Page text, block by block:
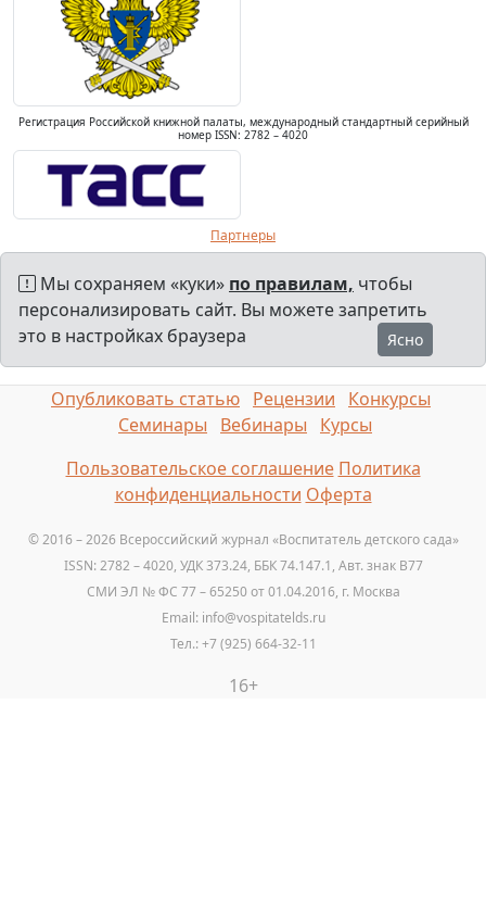
Регистрация Российской книжной палаты, международный стандартный серийный
номер ISSN: 2782 – 4020
Партнеры
Мы сохраняем «куки» по правилам, чтобы
персонализировать сайт. Вы можете запретить
это в настройках браузера
Ясно
Опубликовать статью Рецензии
Конкурсы
Семинары
Вебинары
Курсы
Пользовательское соглашение Политика
конфиденциальности Оферта
© 2016 – 2026 Всероссийский журнал «Воспитатель детского сада»
ISSN: 2782 – 4020, УДК 373.24, ББК 74.147.1, Авт. знак B77
СМИ ЭЛ № ФС 77 – 65250 от 01.04.2016, г. Москва
Email: info@vospitatelds.ru
Тел.: +7 (925) 664-32-11
16+